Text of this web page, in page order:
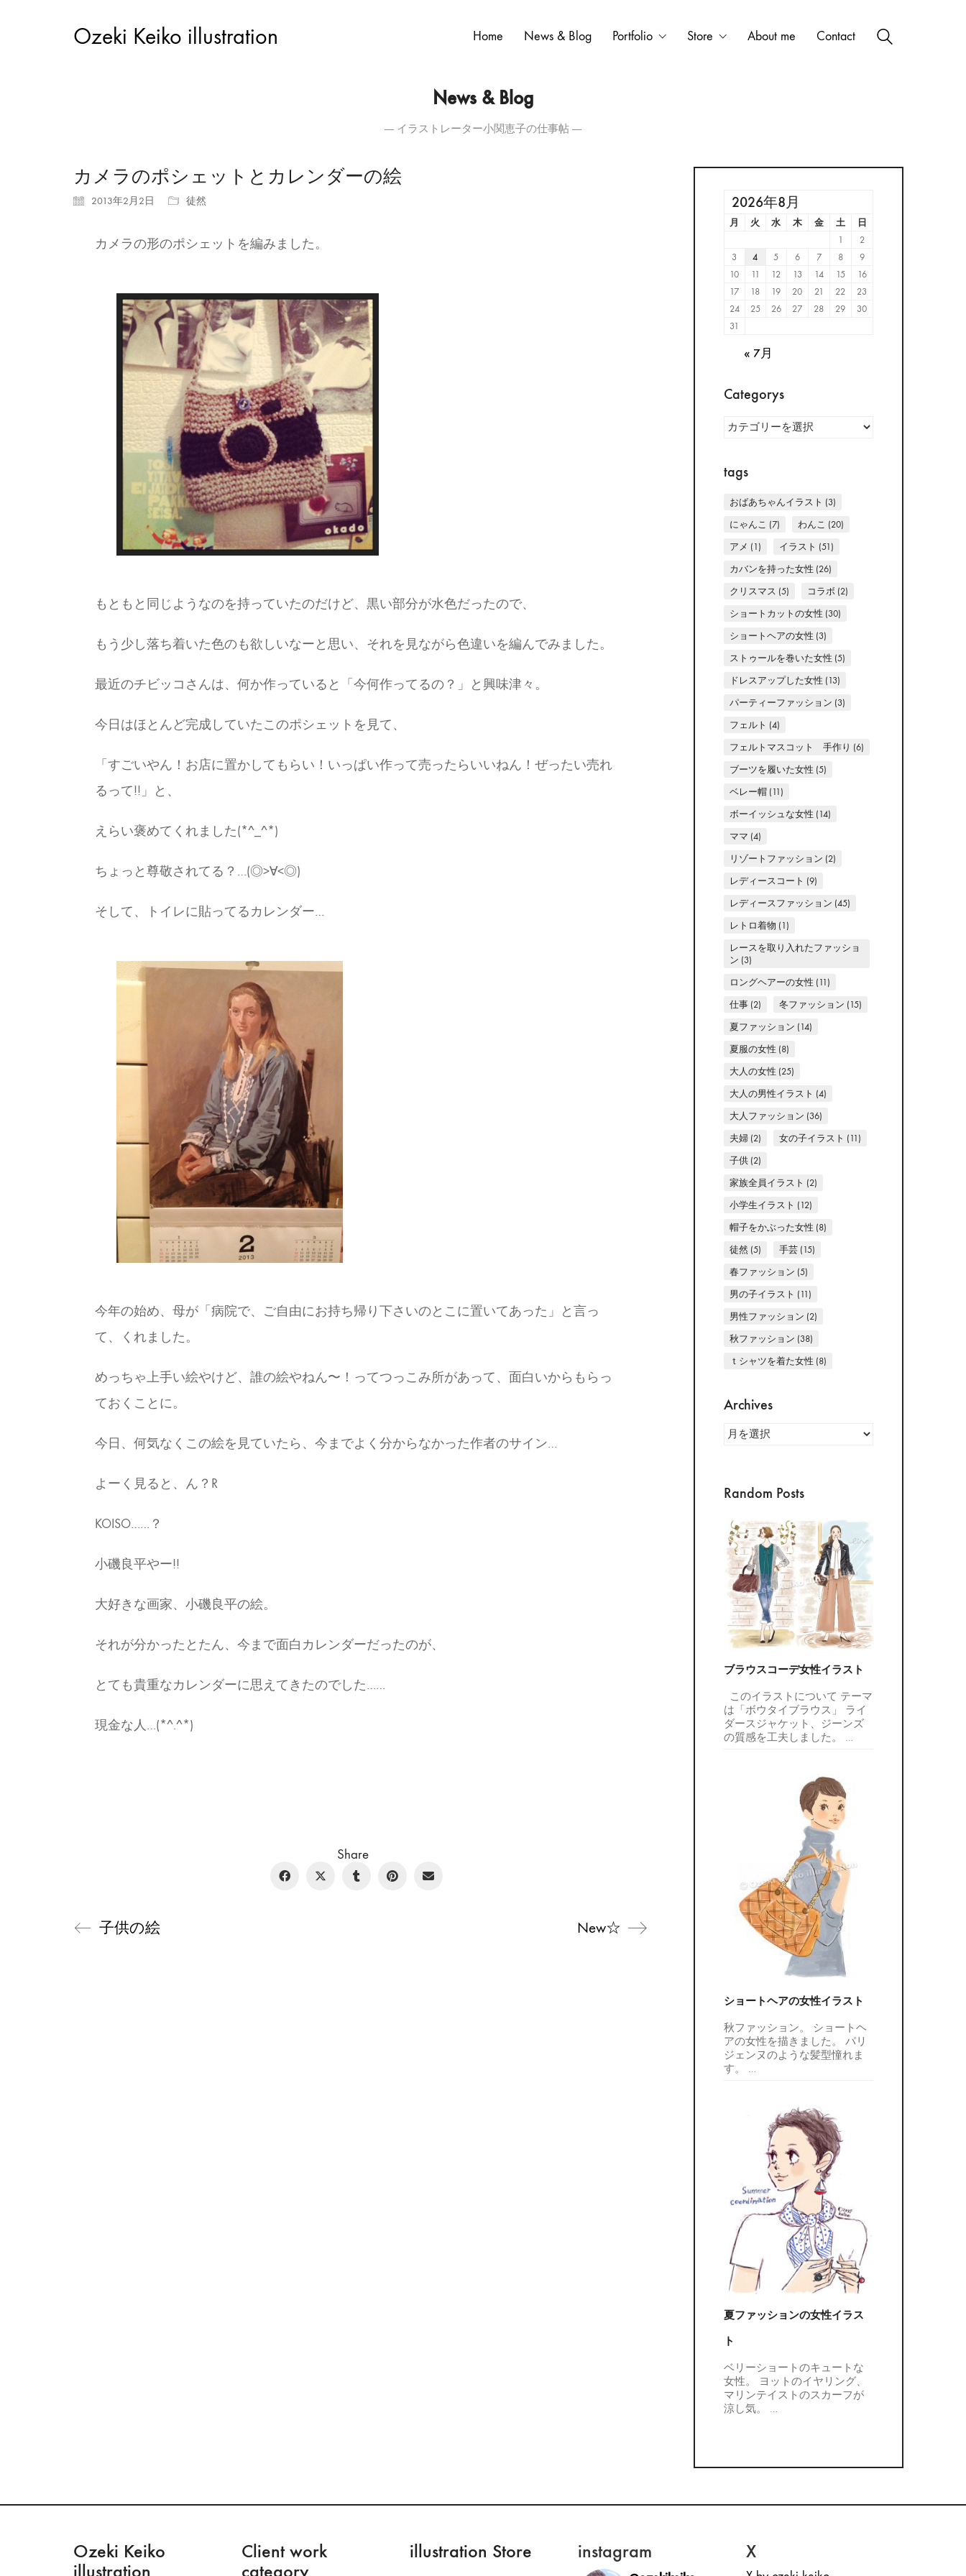
Ozeki Keiko illustration Home News & Blog Portfolio Store About me Contact
News & Blog
― イラストレーター小関恵子の仕事帖 ―
カメラのポシェットとカレンダーの絵
2013年2月2日 徒然
カメラの形のポシェットを編みました。
もともと同じようなのを持っていたのだけど、黒い部分が水色だったので、
もう少し落ち着いた色のも欲しいなーと思い、それを見ながら色違いを編んでみました。
最近のチビッコさんは、何か作っていると「今何作ってるの？」と興味津々。
今日はほとんど完成していたこのポシェットを見て、
「すごいやん！お店に置かしてもらい！いっぱい作って売ったらいいねん！ぜったい売れ
るって!!」と、
えらい褒めてくれました(*^_^*)
ちょっと尊敬されてる？…(◎>∀<◎)
そして、トイレに貼ってるカレンダー…
今年の始め、母が「病院で、ご自由にお持ち帰り下さいのとこに置いてあった」と言っ
て、くれました。
めっちゃ上手い絵やけど、誰の絵やねん〜！ってつっこみ所があって、面白いからもらっ
ておくことに。
今日、何気なくこの絵を見ていたら、今までよく分からなかった作者のサイン…
よーく見ると、ん？R
KOISO……？
小磯良平やー!!
大好きな画家、小磯良平の絵。
それが分かったとたん、今まで面白カレンダーだったのが、
とても貴重なカレンダーに思えてきたのでした……
現金な人…(*^.^*)
Share
子供の絵 New☆
2026年8月
月 火 水 木 金 土
日
1
2
3
4 5 6 7 8
9
10
11 12 13 14 15
16
17
18 19 20 21 22
23
24
25 26 27 28 29
30
31
« 7月
Categorys
tags
おばあちゃんイラスト (3)
にゃんこ (7) わんこ (20)
アメ (1) イラスト (51)
カバンを持った女性 (26)
クリスマス (5) コラボ (2)
ショートカットの女性 (30)
ショートヘアの女性 (3)
ストゥールを巻いた女性 (5)
ドレスアップした女性 (13)
パーティーファッション (3)
フェルト (4)
フェルトマスコット 手作り (6)
ブーツを履いた女性 (5)
ベレー帽(11)
ボーイッシュな女性 (14)
ママ (4)
リゾートファッション (2)
レディースコート (9)
レディースファッション (45)
レトロ着物 (1)
レースを取り入れたファッショ
ン (3)
ロングヘアーの女性 (11)
仕事(2) 冬ファッション (15)
夏ファッション (14)
夏服の女性 (8)
大人の女性 (25)
大人の男性イラスト (4)
大人ファッション (36)
夫婦(2) 女の子イラスト (11)
子供(2)
家族全員イラスト (2)
小学生イラスト (12)
帽子をかぶった女性 (8)
徒然(5) 手芸(15)
春ファッション (5)
男の子イラスト (11)
男性ファッション (2)
秋ファッション (38)
ｔシャツを着た女性 (8)
Archives
Archives
Random Posts
ブラウスコーデ女性イラスト
このイラストについて テーマ
は「ボウタイブラウス」 ライ
ダースジャケット、ジーンズ
の質感を工夫しました。 …
ショートヘアの女性イラスト
秋ファッション。 ショートヘ
アの女性を描きました。 パリ
ジェンヌのような髪型憧れま
す。
…
夏ファッションの女性イラス
ト
ベリーショートのキュートな
女性。 ヨットのイヤリング、
マリンテイストのスカーフが
涼し気。 …
Ozeki Keiko
illustration
Client work
category
illustration Store instagram X